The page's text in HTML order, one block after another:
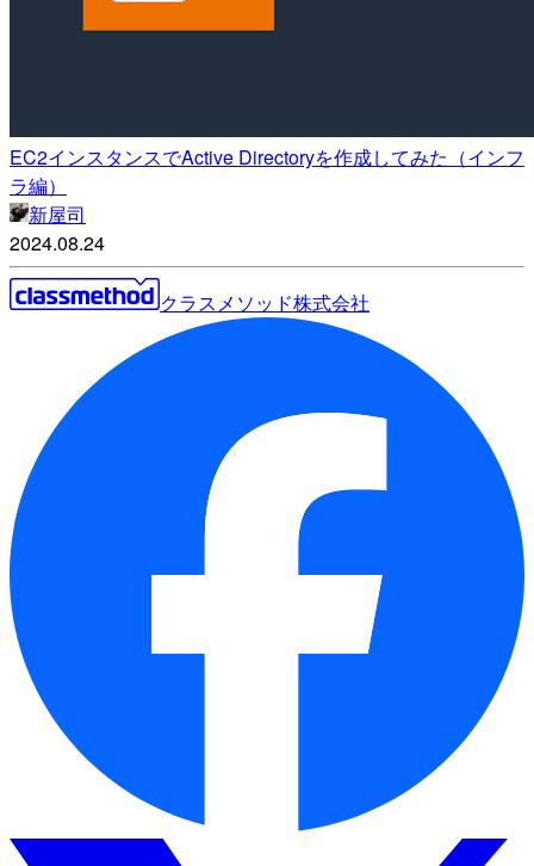
EC2インスタンスでActive Directoryを作成してみた（インフ
ラ編）
新屋司
2024.08.24
クラスメソッド株式会社